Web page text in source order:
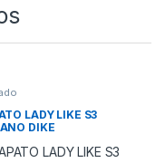
LADY LIKE S3
DIKE